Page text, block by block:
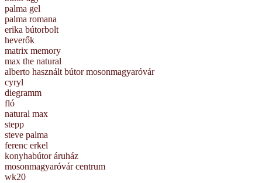
palma gel
palma romana
erika bútorbolt
heverők
matrix memory
max the natural
alberto használt bútor mosonmagyaróvár
cyryl
diegramm
fló
natural max
stepp
steve palma
ferenc erkel
konyhabútor áruház
mosonmagyaróvár centrum
wk20